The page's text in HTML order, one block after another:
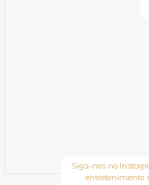
Siga-nos no
entretenimento